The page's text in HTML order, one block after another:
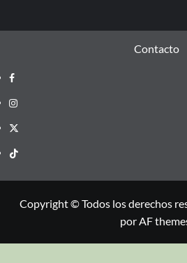
Contacto
Copyright © Todos los derechos
por AF